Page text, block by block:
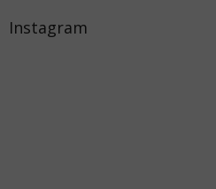
Instagram